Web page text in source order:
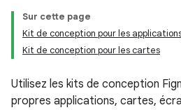
Sur cette page
Kit de conception pour les
Kit de conception pour les cartes
Utilisez les kits de conception
propres applications, cartes,